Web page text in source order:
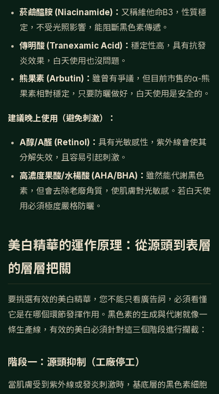
菸鹼醯胺 (Niacinamide)： 又稱維他命B3，性質穩
定，不受光照影響，能阻斷黑色素傳遞。
傳明酸 (Tranexamic Acid)： 穩定性高，具有抗發
炎效果，白天使用也沒問題。
熊果素 (Arbutin)： 雖曾有爭議，但目前市售的α-熊
果素相對穩定，只要防曬做好，白天使用是安全的。
建議晚上使用（避免刺激）：
A醇/A醛 (Retinol)： 具有光敏感性，紫外線會使其
分解失效，且容易引起刺激。
高濃度果酸/水楊酸 (AHA/BHA)： 雖然能代謝黑色
素，但會去除老廢角質，使肌膚對光敏感。若白天使
用必須極度嚴格防曬。
美白精華的運作原理：從源頭到表層
的層層把關
要挑選有效的美白精華，您不能只看廣告詞，必須看懂
它是在哪個環節發揮作用。黑色素的生成與代謝就像一
條生產線，有效的美白必須針對這三個階段進行攔截：
階段一：源頭抑制（工廠停工）
當肌膚受到紫外線或發炎刺激時，基底層的黑色素細胞